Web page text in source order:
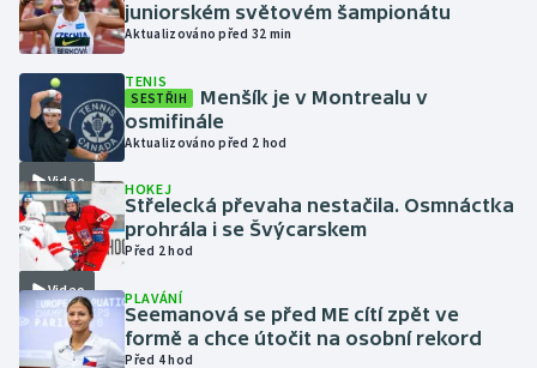
Gymnastika
Házená
Jezdectví
Judo
Krasobruslení
Lezení
juniorském světovém šampionátu
Aktualizováno před 32 min
Video
TENIS
SESTŘIH
Menšík je v Montrealu v
osmifinále
Aktualizováno před 2 hod
Video
HOKEJ
Střelecká převaha nestačila. Osmnáctka
prohrála i se Švýcarskem
Před 2 hod
PLAVÁNÍ
Seemanová se před ME cítí zpět ve
formě a chce útočit na osobní rekord
Před 4 hod